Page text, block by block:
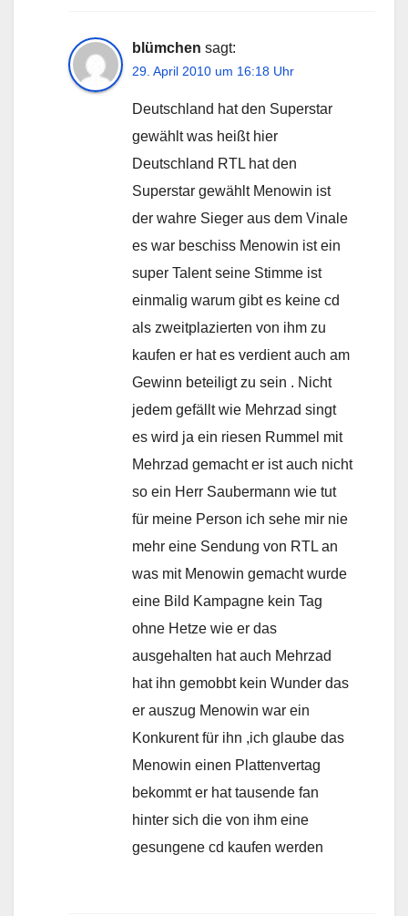
blümchen sagt:
29. April 2010 um 16:18 Uhr
Deutschland hat den Superstar
gewählt was heißt hier
Deutschland RTL hat den
Superstar gewählt Menowin ist
der wahre Sieger aus dem Vinale
es war beschiss Menowin ist ein
super Talent seine Stimme ist
einmalig warum gibt es keine cd
als zweitplazierten von ihm zu
kaufen er hat es verdient auch am
Gewinn beteiligt zu sein . Nicht
jedem gefällt wie Mehrzad singt
es wird ja ein riesen Rummel mit
Mehrzad gemacht er ist auch nicht
so ein Herr Saubermann wie tut
für meine Person ich sehe mir nie
mehr eine Sendung von RTL an
was mit Menowin gemacht wurde
eine Bild Kampagne kein Tag
ohne Hetze wie er das
ausgehalten hat auch Mehrzad
hat ihn gemobbt kein Wunder das
er auszug Menowin war ein
Konkurent für ihn ,ich glaube das
Menowin einen Plattenvertag
bekommt er hat tausende fan
hinter sich die von ihm eine
gesungene cd kaufen werden